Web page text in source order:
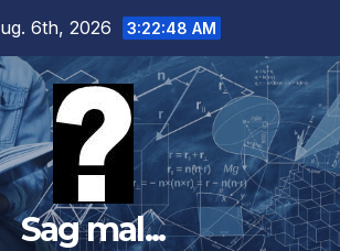
6th, 2026 3:22:48 AM
Sag mal...